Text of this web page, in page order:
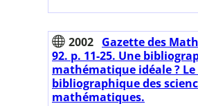
2002 Gazette des
92. p. 11-25. Une
mathématique idéale ?
bibliographique des
mathématiques.